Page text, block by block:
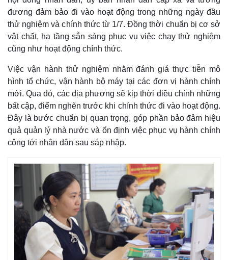
Thế giới
Quan sát
Cuộc sống đó đây
Hồ sơ
Multimedia
Video
Ảnh
E-Magazine
đương đảm bảo đi vào hoạt động trong những ngày đầu
thử nghiệm và chính thức từ 1/7. Đồng thời chuẩn bị cơ sở
vật chất, hạ tầng sẵn sàng phục vụ việc chạy thử nghiệm
cũng như hoạt động chính thức.
Việc vận hành thử nghiệm nhằm đánh giá thực tiễn mô
hình tổ chức, vận hành bộ máy tại các đơn vị hành chính
mới. Qua đó, các địa phương sẽ kịp thời điều chỉnh những
bất cập, điểm nghẽn trước khi chính thức đi vào hoạt động.
Đây là bước chuẩn bị quan trọng, góp phần bảo đảm hiệu
quả quản lý nhà nước và ổn định việc phục vụ hành chính
công tới nhân dân sau sáp nhập.